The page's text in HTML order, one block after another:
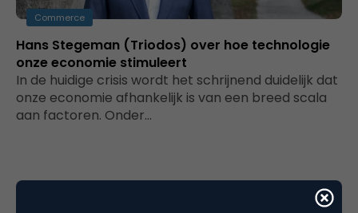
Commerce
Hans Stegeman (Triodos) over hoe technologie
onze economie stimuleert
In de huidige crisis wordt het schrijnend duidelijk dat
onze economie afhankelijk is van een breed scala
aan factoren. Onder…